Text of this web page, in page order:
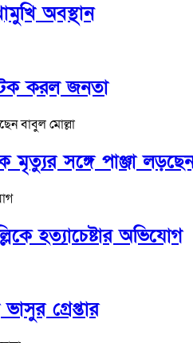
অবস্থান
করল জনতা
মৃত্যুর সঙ্গে পাঞ্জা
হত্যাচেষ্টার অভিযোগ
গ্রেপ্তার